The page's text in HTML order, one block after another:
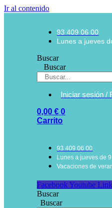
Ir al contenido
93 409 06 00
Lunes a jueves
Buscar
Buscar
Iniciar sesión /
0,00€ 0
Carrito
93 409 06 00
Lunes a jueves de
Vacaciones de
Facebook Youtube
Buscar
Buscar